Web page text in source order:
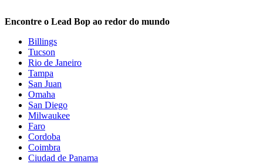
Encontre o Lead Bop ao redor do mundo
Billings
Tucson
Rio de Janeiro
Tampa
San Juan
Omaha
San Diego
Milwaukee
Faro
Cordoba
Coimbra
Ciudad de Panama